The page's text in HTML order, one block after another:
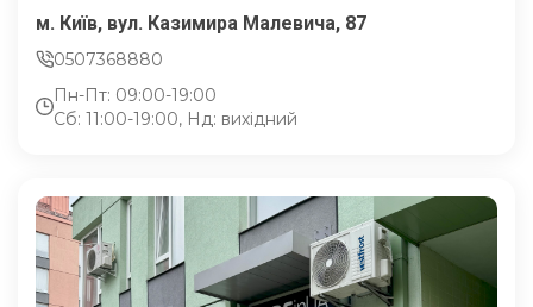
м. Київ, вул. Казимира Малевича, 87
0507368880
Пн-Пт: 09:00-19:00
Сб: 11:00-19:00, Нд: вихідний